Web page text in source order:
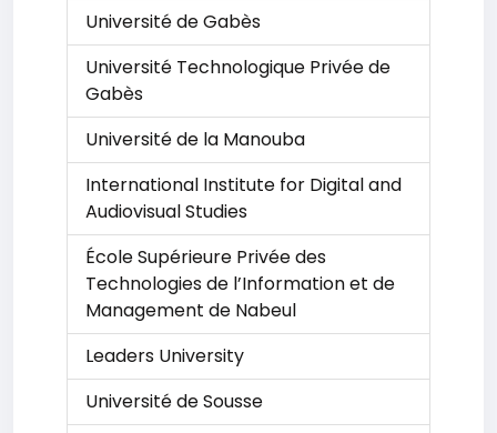
Université de Gabès
Université Technologique Privée de
Gabès
Université de la Manouba
International Institute for Digital and
Audiovisual Studies
École Supérieure Privée des
Technologies de l’Information et de
Management de Nabeul
Leaders University
Université de Sousse